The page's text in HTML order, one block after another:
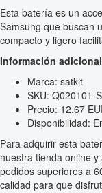
Esta batería es un
Samsung que buscan
compacto y ligero
Información
Marca: satkit
SKU: Q020101-
Precio: 12.67
Disponibilidad:
Para adquirir esta
nuestra tienda online
pedidos superiores a
calidad para que